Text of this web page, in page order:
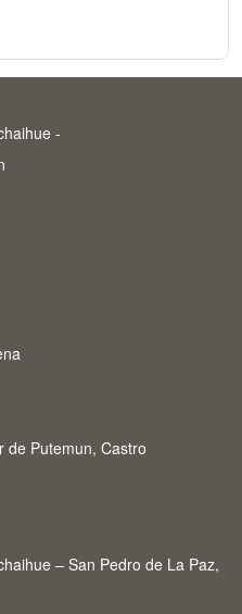
-
de Putemun, Castro
– San Pedro de La Paz,